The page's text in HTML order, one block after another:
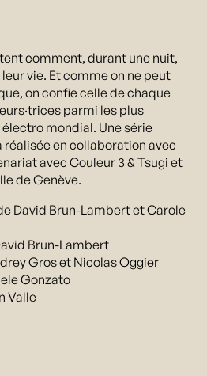
comment, durant une nuit,
vie. Et comme on ne peut
on confie celle de chaque
parmi les plus
mondial. Une série
en collaboration avec
avec Couleur 3 & Tsugi et
de Genève.
David Brun-Lambert et Carole
Brun-Lambert
Gros et Nicolas Oggier
Gonzato
Valle